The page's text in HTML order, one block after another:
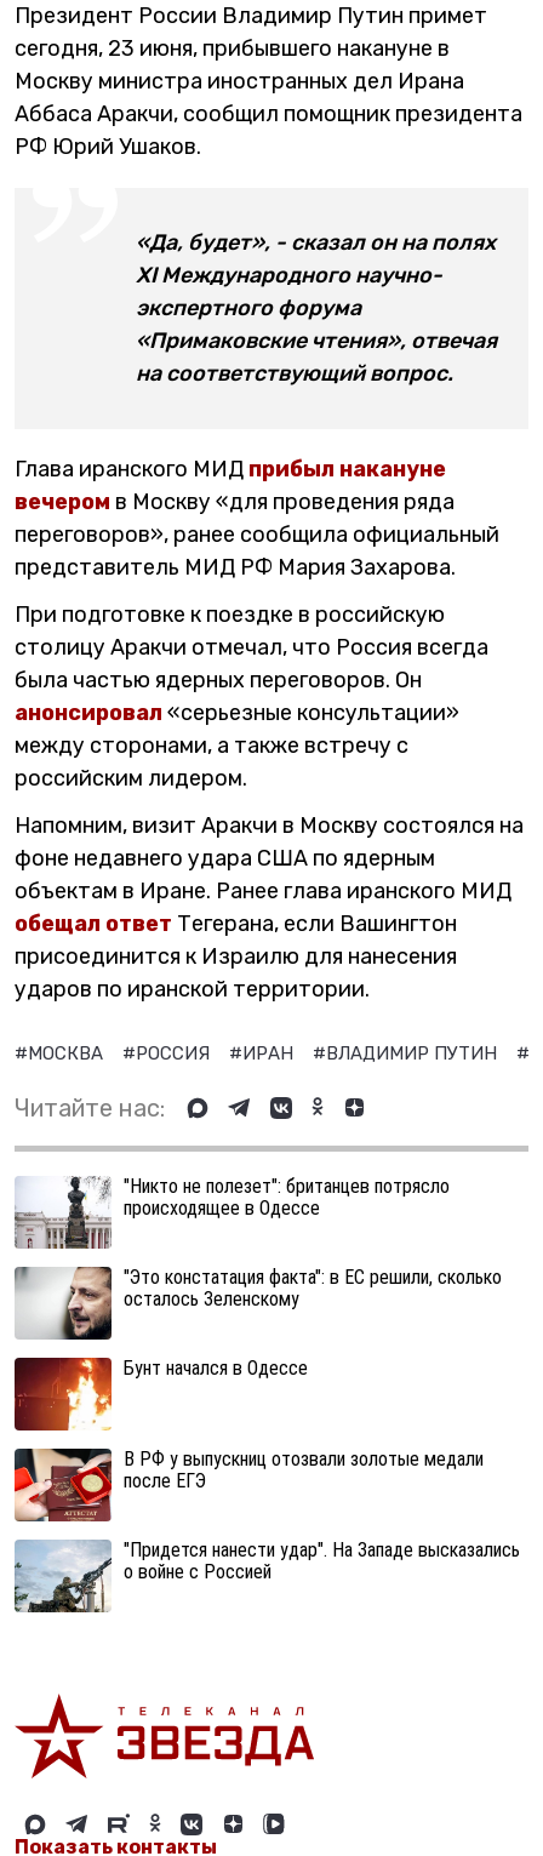
Президент России Владимир Путин примет
сегодня, 23 июня, прибывшего накануне в
Москву министра иностранных дел Ирана
Аббаса Аракчи, сообщил помощник президента
РФ Юрий Ушаков.
«Да, будет», - сказал он на полях
XI Международного научно-
экспертного форума
«Примаковские чтения», отвечая
на соответствующий вопрос.
Глава иранского МИД прибыл накануне
вечером в Москву «для проведения ряда
переговоров», ранее сообщила официальный
представитель МИД РФ Мария Захарова.
При подготовке к поездке в российскую
столицу Аракчи отмечал, что Россия всегда
была частью ядерных переговоров. Он
анонсировал «серьезные консультации»
между сторонами, а также встречу с
российским лидером.
Напомним, визит Аракчи в Москву состоялся на
фоне недавнего удара США по ядерным
объектам в Иране. Ранее глава иранского МИД
обещал ответ Тегерана, если Вашингтон
присоединится к Израилю для нанесения
ударов по иранской территории.
#МОСКВА #РОССИЯ #ИРАН #ВЛАДИМИР ПУТИН
Читайте нас:
"Никто не полезет": британцев потрясло
происходящее в Одессе
"Это констатация факта": в ЕС решили, сколько
осталось Зеленскому
Бунт начался в Одессе
В РФ у выпускниц отозвали золотые медали
после ЕГЭ
"Придется нанести удар". На Западе высказались
о войне с Россией
Показать контакты